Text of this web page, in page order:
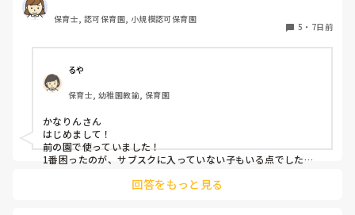
保育士, 認可保育園, 小規模認可保育園
5 ・ 7日前
るや
保育士, 幼稚園教諭, 保育園
かなりんさん
はじめまして！
前の園で使っていました！
1番困ったのが、サブスクに入っていない子もいる点でした。
るので)この子はサブスク、この子はロッカーから持ってく
回答をもっと見る